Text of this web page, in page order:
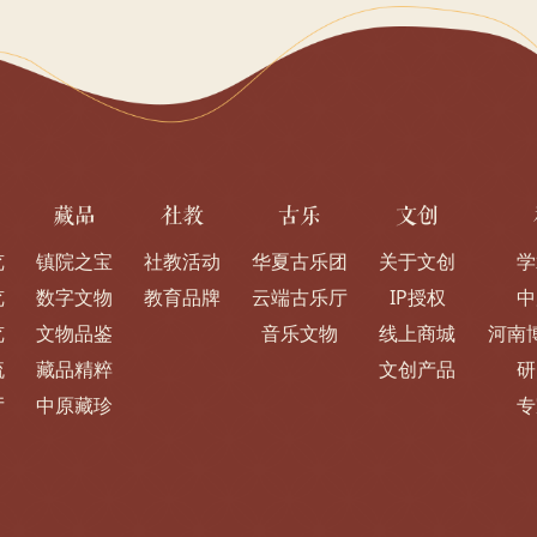
藏品
镇院之宝
数字文物
文物品鉴
藏品精粹
中原藏珍
社教
社教活动
教育品牌
古乐
华夏古乐团
云端古乐厅
音乐文物
文创
关于文创
IP授权
线上商城
文创产品
河南